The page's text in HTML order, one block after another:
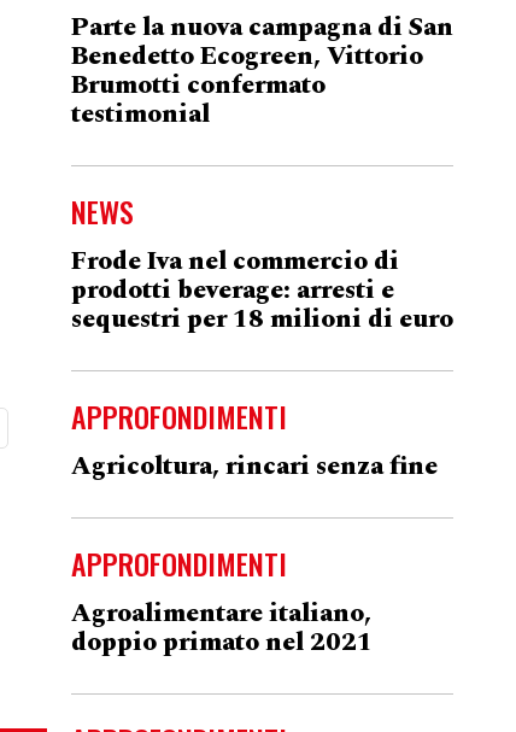
Parte la nuova campagna di San
Benedetto Ecogreen, Vittorio
Brumotti confermato
testimonial
NEWS
Frode Iva nel commercio di
prodotti beverage: arresti e
sequestri per 18 milioni di euro
APPROFONDIMENTI
Agricoltura, rincari senza fine
APPROFONDIMENTI
Agroalimentare italiano,
doppio primato nel 2021